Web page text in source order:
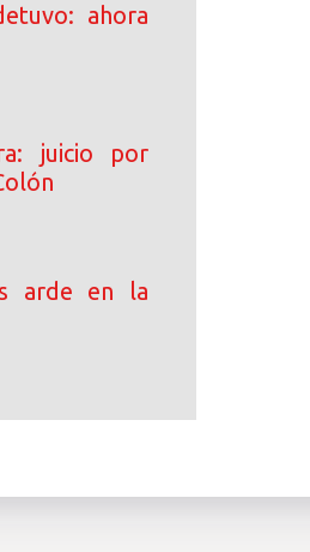
ahora
juicio por
arde en la